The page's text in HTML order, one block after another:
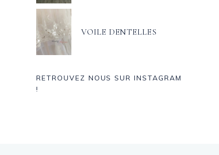
VOILE DENTELLES
RETROUVEZ NOUS SUR INSTAGRAM
!